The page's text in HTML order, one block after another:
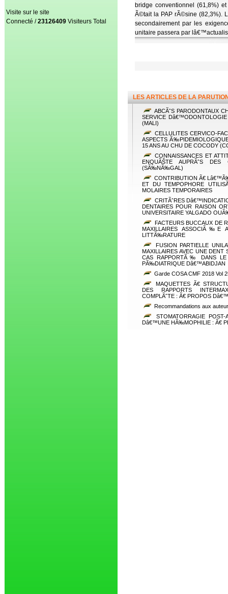
Visite sur le site
Connecté /23126409Visiteurs Total
bridge conventionnel (61,8%)
Ã©tait la PAP rÃ©sine (82,3%).
secondairement par les
unitaire passera par
LES ARTICLES DE LA
ABCÃˆS PARODONTAUX
SERVICE
(MALI)
CELLULITES CERVICO-
ASPECTS
15 ANS AU CHU DE COCODY
CONNAISSANCES ET
ENQUÃŠTE AUPRÃˆS DES
(SÃ‰NÃ‰GAL)
CONTRIBUTION Ã€
ET DU TEMPOPHORE
MOLAIRES TEMPORAIRES
CRITÃˆRES
DENTAIRES POUR RAISON
UNIVERSITAIRE YALGADO
FACTEURS BUCCAUX
MAXILLAIRES ASSOCIÃ‰E
LITTÃ‰RATURE
FUSION PARTIELLE
MAXILLAIRES AVEC UNE
CAS RAPPORTÃ‰ DANS LE
PÃ‰DIATRIQUE Dâ€™ABIDJAN
Garde COSA CMF 2018 Vol
MAQUETTES Ã€
DES RAPPORTS
COMPLÃˆTE : Ã€ PROPOS
Recommandations aux
STOMATORRAGIE
Dâ€™UNE HÃ‰MOPHILIE : Ã€